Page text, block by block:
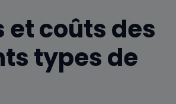
et coûts des
types de